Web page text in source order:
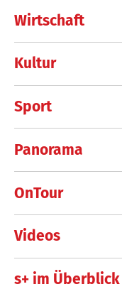
Wirtschaft
Kultur
Sport
Panorama
OnTour
Videos
s+ im Überblick